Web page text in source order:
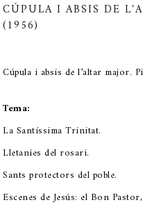
CÚPULA I ABSIS DE
(1956)
Cúpula i absis de l’altar major.
Tema:
La Santíssima Trinitat.
Lletanies del rosari.
Sants protectors del poble.
Escenes de Jesús: el Bon